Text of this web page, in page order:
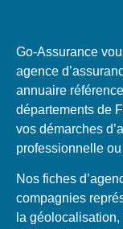
Go-Assurance
agence
annuaire
départements de
vos démarches
professionnelle
Nos fiches
compagnies
la